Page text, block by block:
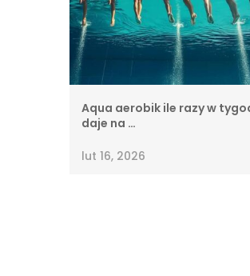
Aqua aerobik ile razy w
daje na …
lut 16, 2026